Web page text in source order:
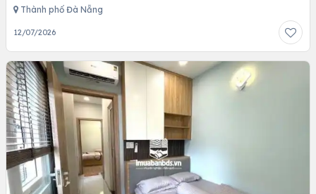
Thành phố Đà Nẵng
12/07/2026